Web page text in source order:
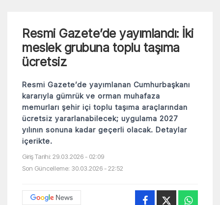
Resmi Gazete’de yayımlandı: İki
meslek grubuna toplu taşıma
ücretsiz
Resmi Gazete’de yayımlanan Cumhurbaşkanı
kararıyla gümrük ve orman muhafaza
memurları şehir içi toplu taşıma araçlarından
ücretsiz yararlanabilecek; uygulama 2027
yılının sonuna kadar geçerli olacak. Detaylar
içerikte.
Giriş Tarihi: 29.03.2026 - 02:09
Son Güncelleme: 30.03.2026 - 22:52